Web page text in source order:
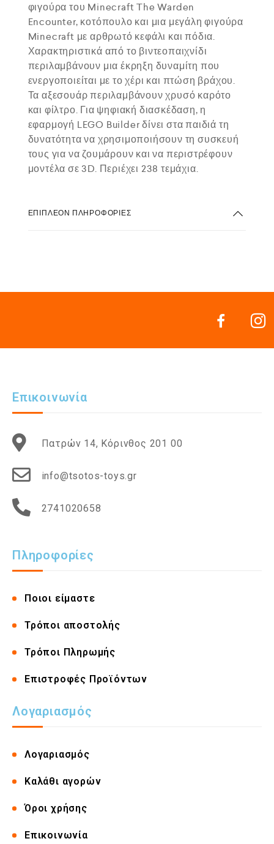
φιγούρα του Minecraft The Warden
Encounter, κοτόπουλο και μια μεγάλη φιγούρα
Minecraft με αρθρωτό κεφάλι και πόδια.
Χαρακτηριστικά από το βιντεοπαιχνίδι
περιλαμβάνουν μια έκρηξη δυναμίτη που
ενεργοποιείται με το χέρι και πτώση βράχου.
Τα αξεσουάρ περιλαμβάνουν χρυσό καρότο
και φίλτρο. Για ψηφιακή διασκέδαση, η
εφαρμογή LEGO Builder δίνει στα παιδιά τη
δυνατότητα να χρησιμοποιήσουν τη συσκευή
τους για να ζουμάρουν και να περιστρέφουν
μοντέλα σε 3D. Περιέχει 238 τεμάχια.
ΕΠΙΠΛΈΟΝ ΠΛΗΡΟΦΟΡΊΕΣ
Επικοινωνία
Πατρών 14, Κόρινθος 201 00
info@tsotos-toys.gr
2741020658
Πληροφορίες
Ποιοι είμαστε
Τρόποι αποστολής
Τρόποι Πληρωμής
Επιστροφές Προϊόντων
Λογαριασμός
Λογαριασμός
Καλάθι αγορών
Όροι χρήσης
Επικοινωνία